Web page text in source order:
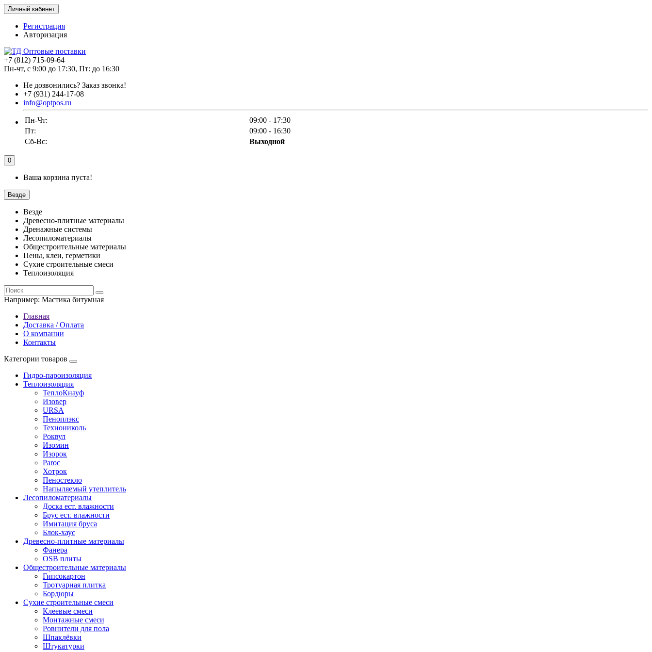
Личный кабинет
Регистрация
Авторизация
+7 (812) 715-09-64
Пн-чт, с 9:00 до 17:30, Пт: до 16:30
Не дозвонились? Заказ звонка!
+7 (931) 244-17-08
info@optpos.ru
Пн-Чт:
09:00 - 17:30
Пт:
09:00 - 16:30
Сб-Вс:
Выходной
0
Ваша корзина пуста!
Везде
Везде
Древесно-плитные материалы
Дренажные системы
Лесопиломатериалы
Общестроительные материалы
Пены, клеи, герметики
Сухие строительные смеси
Теплоизоляция
Например: Мастика битумная
Главная
Доставка / Оплата
О компании
Контакты
Категории товаров
Гидро-пароизоляция
Теплоизоляция
ТеплоКнауф
Изовер
URSA
Пеноплэкс
Технониколь
Роквул
Изомин
Изорок
Paroc
Хотрок
Пеностекло
Напыляемый утеплитель
Лесопиломатериалы
Доска ест. влажности
Брус ест. влажности
Имитация бруса
Блок-хаус
Древесно-плитные материалы
Фанера
OSB плиты
Общестроительные материалы
Гипсокартон
Тротуарная плитка
Бордюры
Сухие строительные смеси
Клеевые смеси
Монтажные смеси
Ровнители для пола
Шпаклёвки
Штукатурки